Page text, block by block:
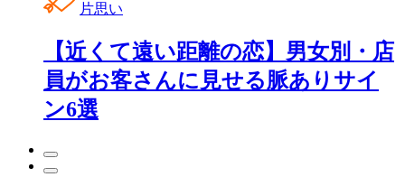
片思い
【近くて遠い距離の恋】男女別・店
員がお客さんに見せる脈ありサイ
ン6選